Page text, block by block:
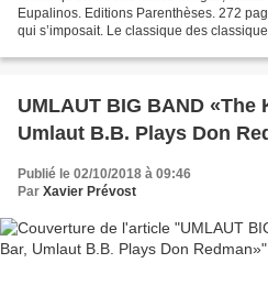
Eupalinos. Editions Parenthèses. 272
qui s’imposait. Le classique des
UMLAUT BIG BAND
Umlaut B.B. Plays Don
Publié le 02/10/2018 à 09:46
Par Xavier Prévost